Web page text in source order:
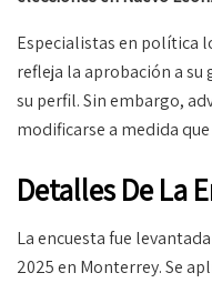
Especialistas en política
refleja la aprobación a
su perfil. Sin embargo,
modificarse a medida
Detalles De La
La encuesta fue
2025 en Monterrey. Se